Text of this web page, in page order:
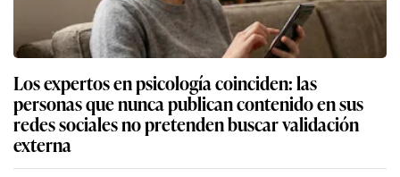
Los expertos en psicología coinciden: las
personas que nunca publican contenido en sus
redes sociales no pretenden buscar validación
externa